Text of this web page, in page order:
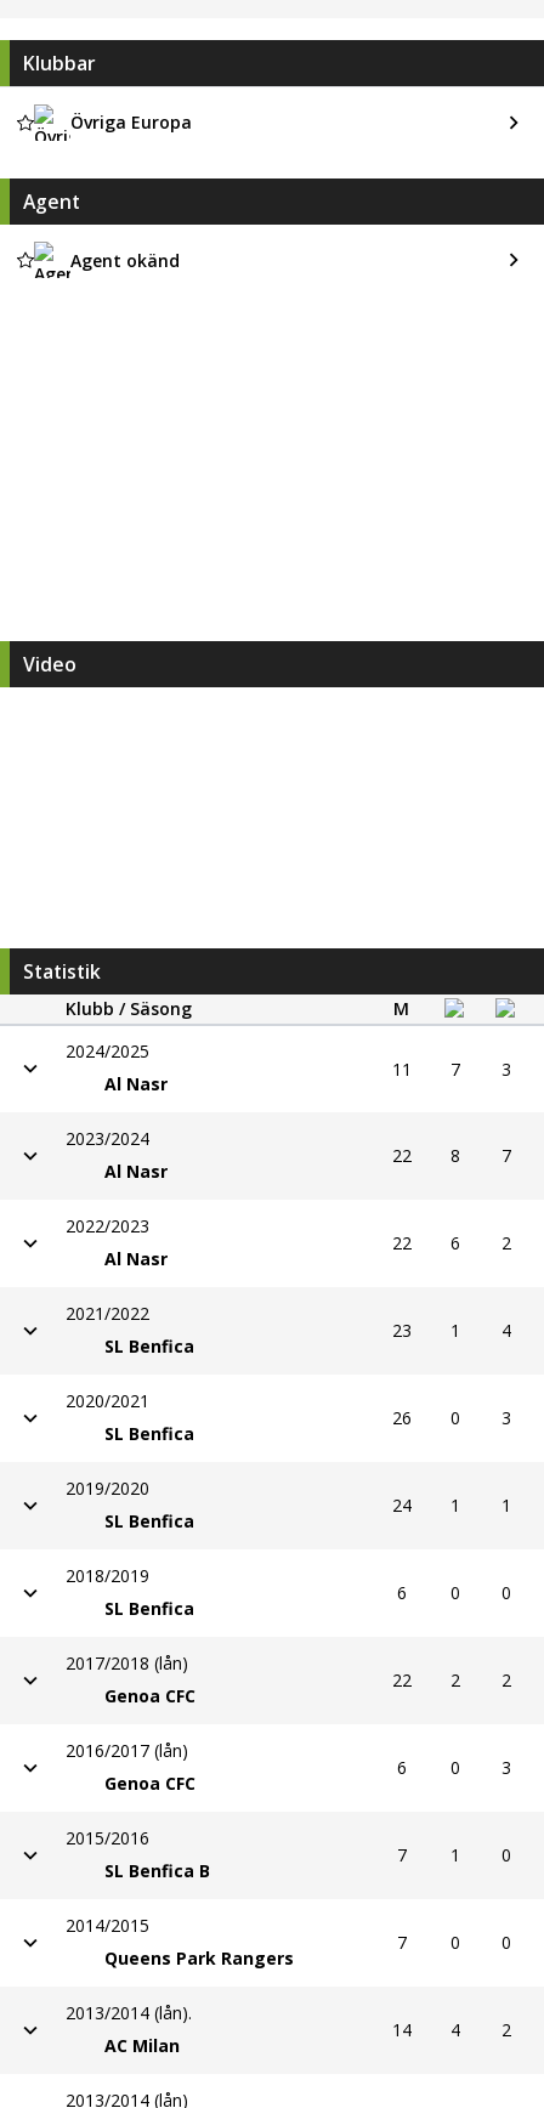
Klubbar
Övriga Europa
Agent
Agent okänd
Video
Statistik
Klubb / Säsong
M
2024/2025
Al Nasr
11 7 3
2023/2024
Al Nasr
22 8 7
2022/2023
Al Nasr
22 6 2
2021/2022
SL Benfica
23 1 4
2020/2021
SL Benfica
26 0 3
2019/2020
SL Benfica
24 1 1
2018/2019
SL Benfica
6 0 0
2017/2018 (lån)
Genoa CFC
22 2 2
2016/2017 (lån)
Genoa CFC
6 0 3
2015/2016
SL Benfica B
7 1 0
2014/2015
Queens Park Rangers
7 0 0
2013/2014 (lån).
AC Milan
14 4 2
2013/2014 (lån)